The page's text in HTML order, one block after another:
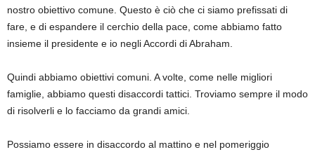
nostro obiettivo comune. Questo è ciò che ci siamo prefissati di
fare, e di espandere il cerchio della pace, come abbiamo fatto
insieme il presidente e io negli Accordi di Abraham.
Quindi abbiamo obiettivi comuni. A volte, come nelle migliori
famiglie, abbiamo questi disaccordi tattici. Troviamo sempre il modo
di risolverli e lo facciamo da grandi amici.
Possiamo essere in disaccordo al mattino e nel pomeriggio